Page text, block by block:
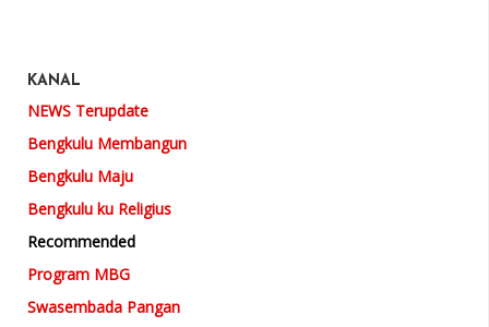
KANAL
NEWS Terupdate
Bengkulu Membangun
Bengkulu Maju
Bengkulu ku Religius
Recommended
Program MBG
Swasembada Pangan